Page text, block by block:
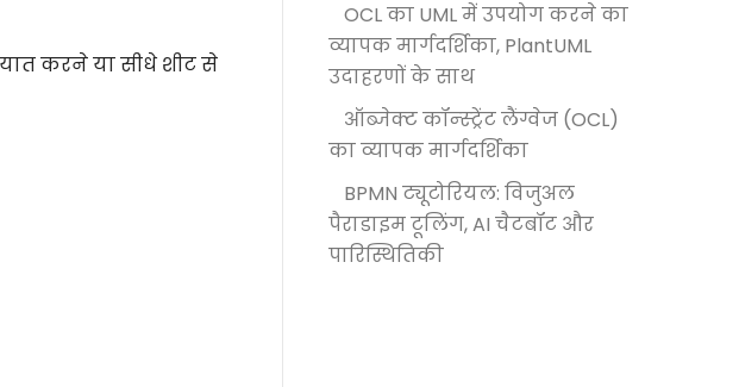
करने या सीधे शीट से
OCL का UML में उपयोग करने का
व्यापक मार्गदर्शिका, PlantUML
उदाहरणों के साथ
ऑब्जेक्ट कॉन्स्ट्रेंट लैंग्वेज (OCL)
का व्यापक मार्गदर्शिका
BPMN ट्यूटोरियल: विजुअल
पैराडाइम टूलिंग, AI चैटबॉट और
पारिस्थितिकी